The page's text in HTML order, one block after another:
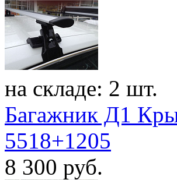
на складе: 2 шт.
Багажник Д1
5518+1205
8 300 руб.